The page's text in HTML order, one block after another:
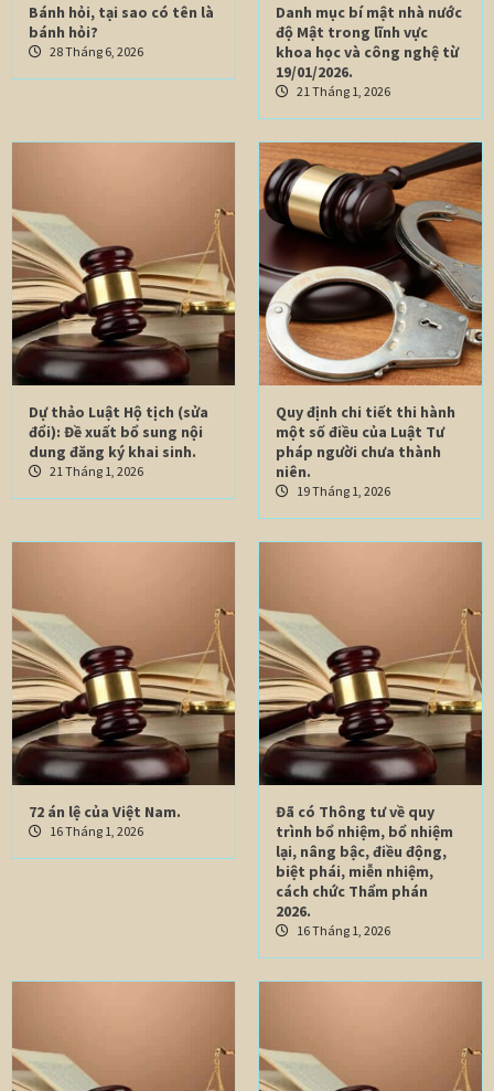
Bánh hỏi, tại sao có tên là
bánh hỏi?
28 Tháng 6, 2026
Danh mục bí mật nhà nước
độ Mật trong lĩnh vực
khoa học và công nghệ từ
19/01/2026.
21 Tháng 1, 2026
Dự thảo Luật Hộ tịch (sửa
đổi): Đề xuất bổ sung nội
dung đăng ký khai sinh.
21 Tháng 1, 2026
Quy định chi tiết thi hành
một số điều của Luật Tư
pháp người chưa thành
niên.
19 Tháng 1, 2026
72 án lệ của Việt Nam.
16 Tháng 1, 2026
Đã có Thông tư về quy
trình bổ nhiệm, bổ nhiệm
lại, nâng bậc, điều động,
biệt phái, miễn nhiệm,
cách chức Thẩm phán
2026.
16 Tháng 1, 2026